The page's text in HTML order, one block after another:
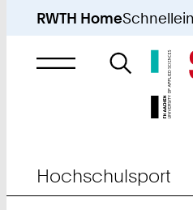
RWTH Home
Suche
nach
Hochschulsport